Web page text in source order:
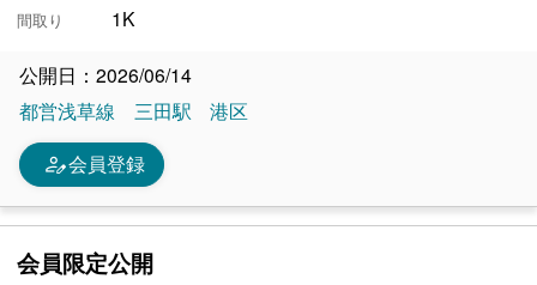
間取り 1K
公開日：2026/06/14
都営浅草線
三田駅 港区
person_edit会員登録
会員限定公開